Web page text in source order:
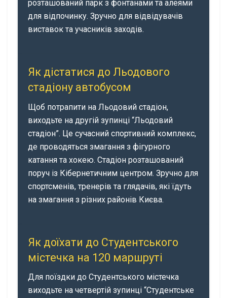
розташований парк з фонтанами та алеями
для відпочинку. Зручно для відвідувачів
виставок та учасників заходів.
Як дістатися до Льодового
стадіону автобусом
Щоб потрапити на Льодовий стадіон,
виходьте на другій зупинці “Льодовий
стадіон”. Це сучасний спортивний комплекс,
де проводяться змагання з фігурного
катання та хокею. Стадіон розташований
поруч із Кібернетичним центром. Зручно для
спортсменів, тренерів та глядачів, які їдуть
на змагання з різних районів Києва.
Як доїхати до Студентського
містечка на 120 маршруті
Для поїздки до Студентського містечка
виходьте на четвертій зупинці “Студентське